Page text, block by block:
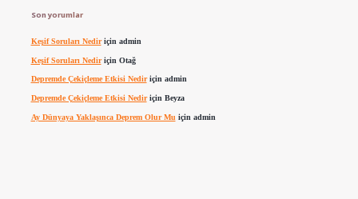
Son yorumlar
Keşif Soruları Nediriçin admin
Keşif Soruları Nediriçin Otağ
Depremde Çekiçleme Etkisi Nediriçin admin
Depremde Çekiçleme Etkisi Nediriçin Beyza
Ay Dünyaya Yaklaşınca Deprem Olur Mu için admin